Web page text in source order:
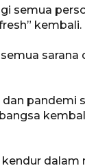
semua
kembali.
sarana
pandemi
dalam